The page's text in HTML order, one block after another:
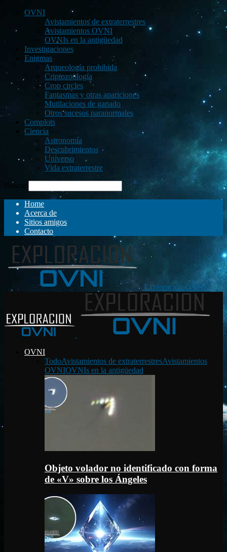
OVNI
Avistamientos de extraterrestres
Avistamientos OVNI
OVNIs en la antigüedad
Investigaciones
Enigmas
Arqueología prohibida
Criptozoología
Crop circles
Fantasmas y otras apariciones
Mutilaciones de ganado
Otros sucesos paranormales
Complots
Ciencia
Astronomía
Descubrimientos
Universo
Vida extraterrestre
Buscar
Home
Acerca de
Sitios amigos
Contacto
Exploración OVNI
OVNI
TodoAvistamientos de extraterrestresAvistamientos
OVNIOVNIs en la antigüedad
Objeto volador no identificado con forma
de «V» sobre los Ángeles